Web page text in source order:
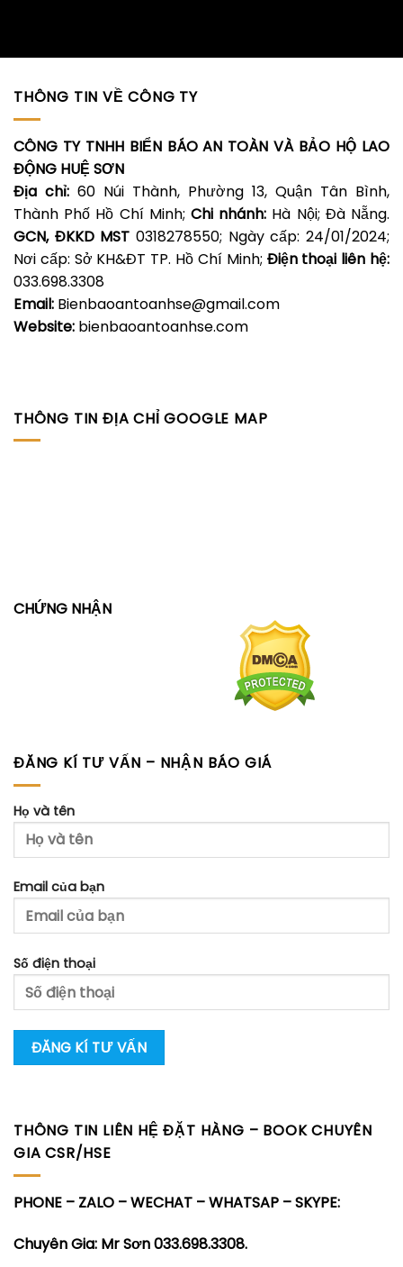
THÔNG TIN VỀ CÔNG TY
CÔNG TY TNHH BIỂN BÁO AN TOÀN VÀ BẢO HỘ LAO
ĐỘNG HUỆ SƠN
Địa chỉ: 60 Núi Thành, Phường 13, Quận Tân Bình,
Thành Phố Hồ Chí Minh; Chi nhánh: Hà Nội; Đà Nẵng.
GCN, ĐKKD MST 0318278550; Ngày cấp: 24/01/2024;
Nơi cấp: Sở KH&ĐT TP. Hồ Chí Minh; Điện thoại liên hệ:
033.698.3308
Email: Bienbaoantoanhse@gmail.com
Website: bienbaoantoanhse.com
THÔNG TIN ĐỊA CHỈ GOOGLE MAP
CHỨNG NHẬN
ĐĂNG KÍ TƯ VẤN – NHẬN BÁO GIÁ
Họ và tên
Email của bạn
Số điện thoại
THÔNG TIN LIÊN HỆ ĐẶT HÀNG – BOOK CHUYÊN
GIA CSR/HSE
PHONE – ZALO – WECHAT – WHATSAP – SKYPE:
Chuyên Gia: Mr Sơn 033.698.3308.